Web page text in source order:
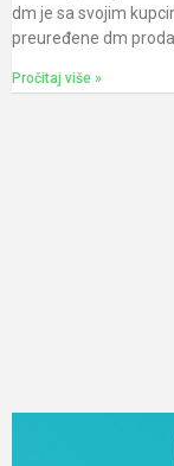
dm je sa svojim
preuređene dm
Pročitaj više »